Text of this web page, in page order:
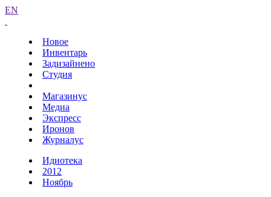
EN
Новое
Инвентарь
Задизайнено
Студия
Магазинус
Медиа
Экспресс
Иронов
Журналус
Идиотека
2012
Ноябрь